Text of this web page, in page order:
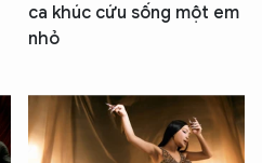
ca khúc cứu sống một em
nhỏ